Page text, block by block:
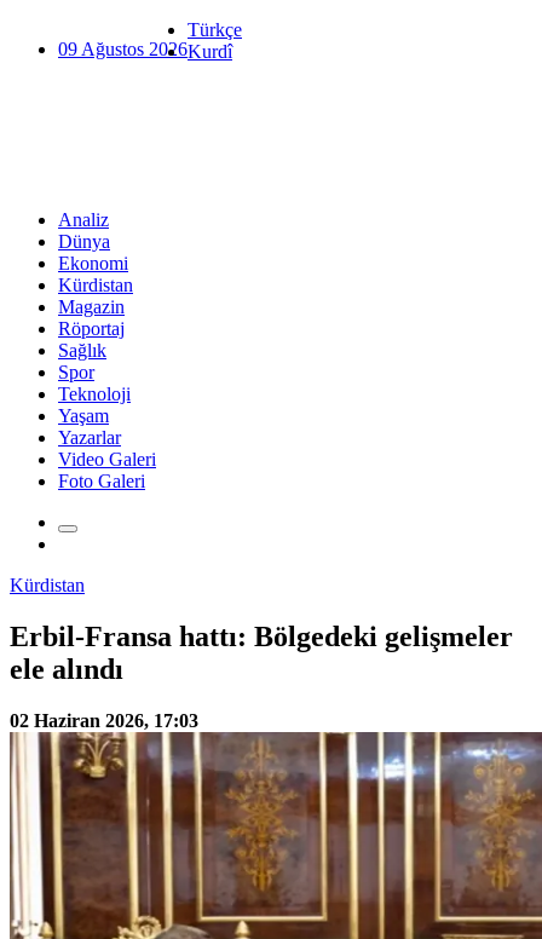
09 Ağustos 2026
Türkçe
Kurdî
Analiz
Dünya
Ekonomi
Kürdistan
Magazin
Röportaj
Sağlık
Spor
Teknoloji
Yaşam
Yazarlar
Video Galeri
Foto Galeri
Kürdistan
Erbil-Fransa hattı: Bölgedeki gelişmeler
ele alındı
02 Haziran 2026, 17:03